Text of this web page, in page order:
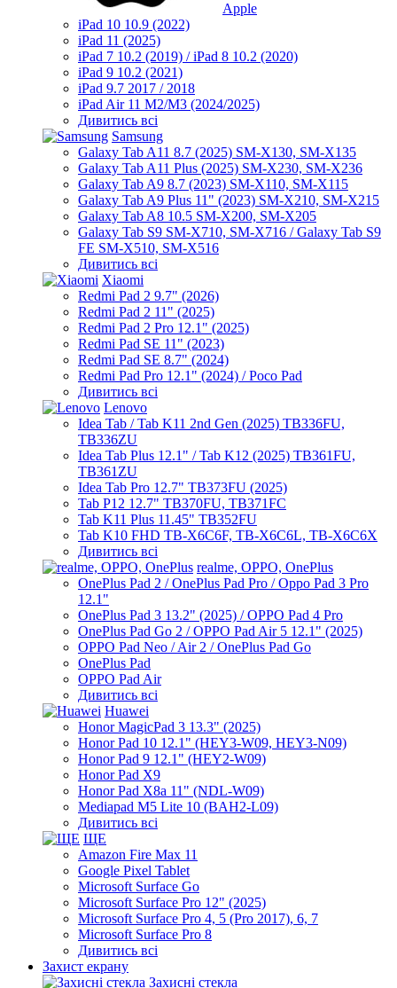
Apple
iPad 10 10.9 (2022)
iPad 11 (2025)
iPad 7 10.2 (2019) / iPad 8 10.2 (2020)
iPad 9 10.2 (2021)
iPad 9.7 2017 / 2018
iPad Air 11 M2/M3 (2024/2025)
Дивитись всі
Samsung
Galaxy Tab A11 8.7 (2025) SM-X130, SM-X135
Galaxy Tab A11 Plus (2025) SM-X230, SM-X236
Galaxy Tab A9 8.7 (2023) SM-X110, SM-X115
Galaxy Tab A9 Plus 11" (2023) SM-X210, SM-X215
Galaxy Tab A8 10.5 SM-X200, SM-X205
Galaxy Tab S9 SM-X710, SM-X716 / Galaxy Tab S9
FE SM-X510, SM-X516
Дивитись всі
Xiaomi
Redmi Pad 2 9.7" (2026)
Redmi Pad 2 11" (2025)
Redmi Pad 2 Pro 12.1" (2025)
Redmi Pad SE 11" (2023)
Redmi Pad SE 8.7" (2024)
Redmi Pad Pro 12.1" (2024) / Poco Pad
Дивитись всі
Lenovo
Idea Tab / Tab K11 2nd Gen (2025) TB336FU,
TB336ZU
Idea Tab Plus 12.1" / Tab K12 (2025) TB361FU,
TB361ZU
Idea Tab Pro 12.7" TB373FU (2025)
Tab P12 12.7" TB370FU, TB371FC
Tab K11 Plus 11.45" TB352FU
Tab K10 FHD TB-X6C6F, TB-X6C6L, TB-X6C6X
Дивитись всі
realme, OPPO, OnePlus
OnePlus Pad 2 / OnePlus Pad Pro / Oppo Pad 3 Pro
12.1"
OnePlus Pad 3 13.2" (2025) / OPPO Pad 4 Pro
OnePlus Pad Go 2 / OPPO Pad Air 5 12.1" (2025)
OPPO Pad Neo / Air 2 / OnePlus Pad Go
OnePlus Pad
OPPO Pad Air
Дивитись всі
Huawei
Honor MagicPad 3 13.3" (2025)
Honor Pad 10 12.1" (HEY3-W09, HEY3-N09)
Honor Pad 9 12.1" (HEY2-W09)
Honor Pad X9
Honor Pad X8a 11" (NDL-W09)
Mediapad M5 Lite 10 (BAH2-L09)
Дивитись всі
ЩЕ
Amazon Fire Max 11
Google Pixel Tablet
Microsoft Surface Go
Microsoft Surface Pro 12" (2025)
Microsoft Surface Pro 4, 5 (Pro 2017), 6, 7
Microsoft Surface Pro 8
Дивитись всі
Захист екрану
Захисні стекла